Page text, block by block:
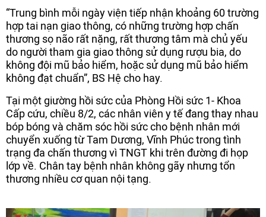
“Trung bình mỗi ngày viện tiếp nhận khoảng 60 trường
hợp tai nạn giao thông, có những trường hợp chấn
thương sọ não rất nặng, rất thương tâm mà chủ yếu
do người tham gia giao thông sử dụng rượu bia, do
không đội mũ bảo hiểm, hoặc sử dụng mũ bảo hiểm
không đạt chuẩn”, BS Hệ cho hay.
Tại một giường hồi sức của Phòng Hồi sức 1- Khoa
Cấp cứu, chiều 8/2, các nhân viên y tế đang thay nhau
bóp bóng và chăm sóc hồi sức cho bệnh nhân mới
chuyển xuống từ Tam Dương, Vĩnh Phúc trong tình
trạng đa chấn thương vì TNGT khi trên đường đi họp
lớp về. Chân tay bệnh nhân không gãy nhưng tổn
thương nhiều cơ quan nội tạng.